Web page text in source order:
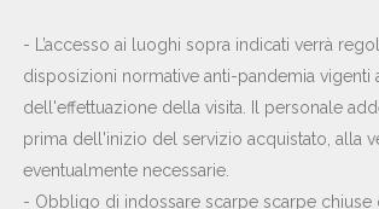
- L’accesso ai luoghi sopra indicati verrà
disposizioni normative anti-pandemia vigenti
dell'effettuazione della visita
Il personale
prima dell'inizio del servizio acquistato, alla
eventualmente necessarie.
- Obbligo di indossare scarpe scarpe chiuse